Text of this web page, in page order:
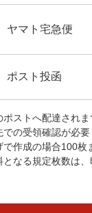
ヤマト宅急便
ポスト投函
ストへ配達されま
の受領確認が必要
作成の場合100枚
なる規定枚数は